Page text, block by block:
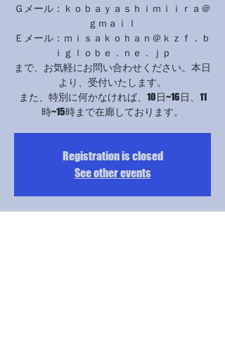
Ｇメール：ｋｏｂａｙａｓｈｉｍｉｉｒａ＠
ｇｍａｉｌ
Ｅメール：ｍｉｓａｋｏｈａｎ＠ｋｚｆ．ｂ
ｉｇｌｏｂｅ．ｎｅ．ｊｐ
まで、お気軽にお問い合わせください。本日
より、受付いたします。
また、特別に何かなければ、10日~16日、11
時~15時まで在廊しております。
Registration is closed
See other events